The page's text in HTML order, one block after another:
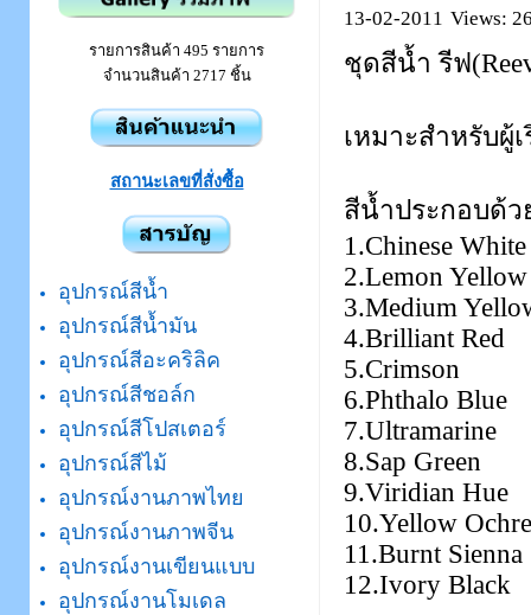
รายการสินค้า 495 รายการ
จำนวนสินค้า 2717 ชิ้น
สถานะเลขที่สั่งซื้อ
อุปกรณ์สีน้ำ
อุปกรณ์สีน้ำมัน
อุปกรณ์สีอะคริลิค
อุปกรณ์สีชอล์ก
อุปกรณ์สีโปสเตอร์
อุปกรณ์สีไม้
อุปกรณ์งานภาพไทย
อุปกรณ์งานภาพจีน
อุปกรณ์งานเขียนแบบ
อุปกรณ์งานโมเดล
13-02-2011 Views:
ชุดสีน้ำ รีฟ
เหมาะสำหรับผู้
สีน้ำประกอบด้ว
1.Chinese White
2.Lemon Yellow
3.Medium
4.Brilliant Red
5.Crimson
6.Phthalo Blue
7.Ultramarine
8.Sap Green
9.Viridian Hue
10.Yellow Ochre
11.Burnt Sienna
12.Ivory Black